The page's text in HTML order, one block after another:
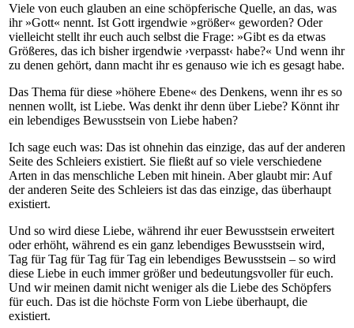
Viele von euch glauben an eine schöpferische Quelle, an das, was
ihr »Gott« nennt. Ist Gott irgendwie »größer« geworden? Oder
vielleicht stellt ihr euch auch selbst die Frage: »Gibt es da etwas
Größeres, das ich bisher irgendwie ›verpasst‹ habe?« Und wenn ihr
zu denen gehört, dann macht ihr es genauso wie ich es gesagt habe.
Das Thema für diese »höhere Ebene« des Denkens, wenn ihr es so
nennen wollt, ist Liebe. Was denkt ihr denn über Liebe? Könnt ihr
ein lebendiges Bewusstsein von Liebe haben?
Ich sage euch was: Das ist ohnehin das einzige, das auf der anderen
Seite des Schleiers existiert. Sie fließt auf so viele verschiedene
Arten in das menschliche Leben mit hinein. Aber glaubt mir: Auf
der anderen Seite des Schleiers ist das das einzige, das überhaupt
existiert.
Und so wird diese Liebe, während ihr euer Bewusstsein erweitert
oder erhöht, während es ein ganz lebendiges Bewusstsein wird,
Tag für Tag für Tag für Tag ein lebendiges Bewusstsein – so wird
diese Liebe in euch immer größer und bedeutungsvoller für euch.
Und wir meinen damit nicht weniger als die Liebe des Schöpfers
für euch. Das ist die höchste Form von Liebe überhaupt, die
existiert.